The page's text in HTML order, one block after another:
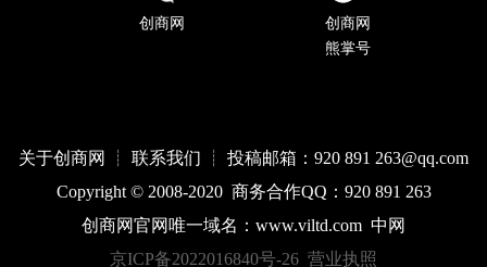
创商网
创商网
熊掌号
关于创商网 ┊ 联系我们 ┊ 投稿邮箱：920 891 263@qq.com
Copyright © 2008-2020 商务合作QQ：920 891 263
创商网官网唯一域名： www.viltd.com 中网
京ICP备2022016840号-26 营业执照